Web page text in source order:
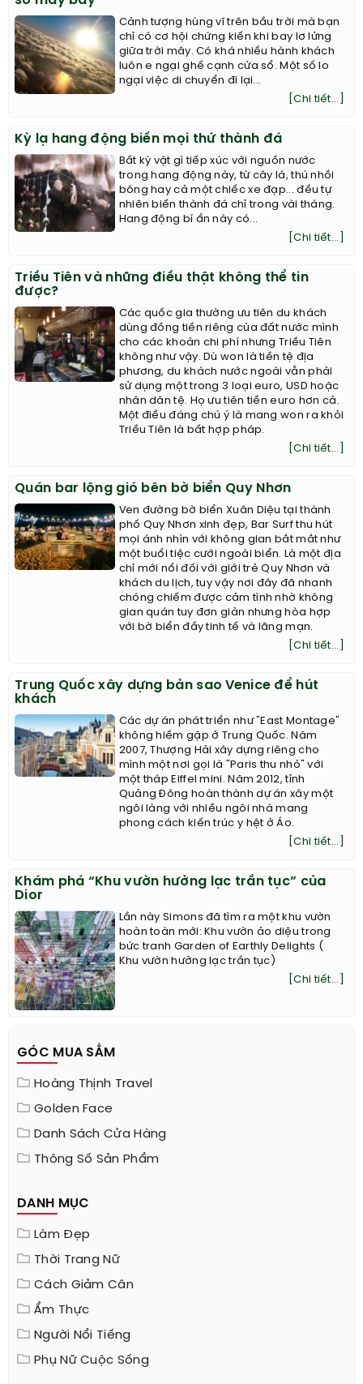
Cảnh tượng hùng vĩ trên bầu trời mà bạn
chỉ có cơ hội chứng kiến khi bay lơ lửng
giữa trời mây. Có khá nhiều hành khách
luôn e ngại ghế cạnh cửa sổ. Một số lo
ngại việc di chuyển đi lại...
[Chi tiết...]
Kỳ lạ hang động biến mọi thứ thành đá
Bất kỳ vật gì tiếp xúc với nguồn nước
trong hang động này, từ cây lá, thú nhồi
bông hay cả một chiếc xe đạp... đều tự
nhiên biến thành đá chỉ trong vài tháng.
Hang động bí ẩn này có...
[Chi tiết...]
Triều Tiên và những điều thật không thể tin
được?
Các quốc gia thường ưu tiên du khách
dùng đồng tiền riêng của đất nước mình
cho các khoản chi phí nhưng Triều Tiên
không như vậy. Dù won là tiền tệ địa
phương, du khách nước ngoài vẫn phải
sử dụng một trong 3 loại euro, USD hoặc
nhân dân tệ. Họ ưu tiên tiền euro hơn cả.
Một điều đáng chú ý là mang won ra khỏi
Triều Tiên là bất hợp pháp.
[Chi tiết...]
Quán bar lộng gió bên bờ biển Quy Nhơn
Ven đường bờ biển Xuân Diệu tại thành
phố Quy Nhơn xinh đẹp, Bar Surf thu hút
mọi ánh nhìn với không gian bắt mắt như
một buổi tiệc cưới ngoài biển. Là một địa
chỉ mới nổi đối với giới trẻ Quy Nhơn và
khách du lịch, tuy vậy nơi đây đã nhanh
chóng chiếm được cảm tình nhờ không
gian quán tuy đơn giản nhưng hòa hợp
với bờ biển đầy tinh tế và lãng mạn.
[Chi tiết...]
Trung Quốc xây dựng bản sao Venice để hút
khách
Các dự án phát triển như "East Montage"
không hiếm gặp ở Trung Quốc. Năm
2007, Thượng Hải xây dựng riêng cho
mình một nơi gọi là "Paris thu nhỏ" với
một tháp Eiffel mini. Năm 2012, tỉnh
Quảng Đông hoàn thành dự án xây một
ngôi làng với nhiều ngôi nhà mang
phong cách kiến trúc y hệt ở Áo.
[Chi tiết...]
Khám phá “Khu vườn hưởng lạc trần tục” của
Dior
Lần này Simons đã tìm ra một khu vườn
hoàn toàn mới: Khu vườn ảo diệu trong
bức tranh Garden of Earthly Delights (
Khu vườn hưởng lạc trần tục)
[Chi tiết...]
GÓC MUA SẮM
Hoàng Thịnh Travel
Golden Face
Danh Sách Cửa Hàng
Thông Số Sản Phẩm
DANH MỤC
Làm Đẹp
Thời Trang Nữ
Cách Giảm Cân
Ẩm Thực
Người Nổi Tiếng
Phụ Nữ Cuộc Sống